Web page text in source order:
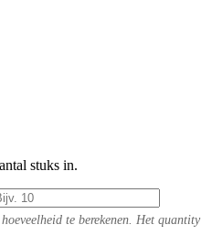
stuks in.
te berekenen. Het quantity